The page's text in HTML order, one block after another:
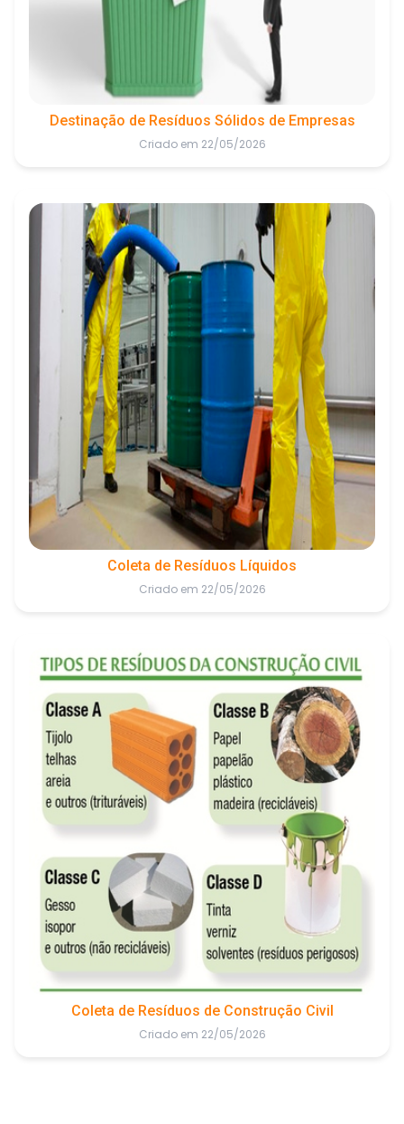
Destinação de Resíduos Sólidos de Empresas
Criado em 22/05/2026
Coleta de Resíduos Líquidos
Criado em 22/05/2026
Coleta de Resíduos de Construção Civil
Criado em 22/05/2026